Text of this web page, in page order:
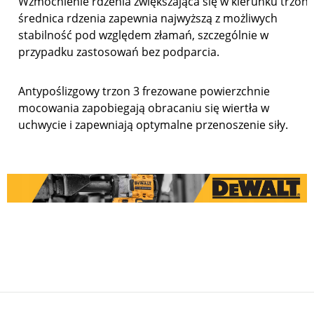
średnica rdzenia zapewnia najwyższą z możliwych
stabilność pod względem złamań, szczególnie w
przypadku zastosowań bez podparcia.
Antypoślizgowy trzon 3 frezowane powierzchnie
mocowania zapobiegają obracaniu się wiertła w
uchwycie i zapewniają optymalne przenoszenie siły.